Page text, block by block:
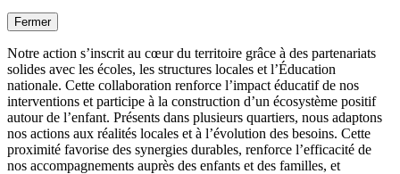
Fermer
Notre action s’inscrit au cœur du territoire grâce à des partenariats
solides avec les écoles, les structures locales et l’Éducation
nationale. Cette collaboration renforce l’impact éducatif de nos
interventions et participe à la construction d’un écosystème positif
autour de l’enfant. Présents dans plusieurs quartiers, nous adaptons
nos actions aux réalités locales et à l’évolution des besoins. Cette
proximité favorise des synergies durables, renforce l’efficacité de
nos accompagnements auprès des enfants et des familles, et